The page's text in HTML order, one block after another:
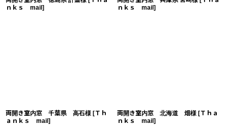
ｎｋｓ mail]
ｎｋｓ mail]
両開き室内窓 千葉県 高石様 [Ｔｈ
ａｎｋｓ mail]
両開き室内窓 北海道 畑様 [Ｔｈａ
ｎｋｓ mail]